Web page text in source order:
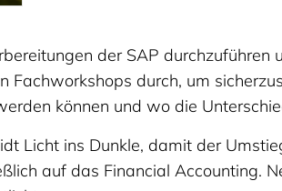
der SAP durchzuführen
durch, um
können und wo die
Licht ins Dunkle, damit der
auf das Financial Accounting.